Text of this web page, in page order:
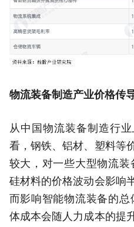
物流装备制造产业价格传
从中国物流装备制造行
看，钢铁、铝材、塑料等
较大，对一些大型物流
硅材料的价格波动会影响
而影响智能物流装备的
体成本会随人力成本的提